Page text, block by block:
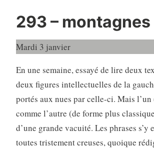
293 –
Mardi 3 janvier
En une semaine, essayé de lire deux
deux figures intellectuelles de la
portés aux nues par celle-ci. Mais
comme l’autre (de forme plus
d’une grande vacuité. Les phrases s’y
toutes tristement creuses, quoique